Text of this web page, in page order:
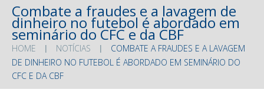
Combate a fraudes e a lavagem de
dinheiro no futebol é abordado em
seminário do CFC e da CBF
HOME NOTÍCIAS
COMBATE A FRAUDES E A LAVAGEM
DE DINHEIRO NO FUTEBOL É ABORDADO EM SEMINÁRIO DO
CFC E DA CBF